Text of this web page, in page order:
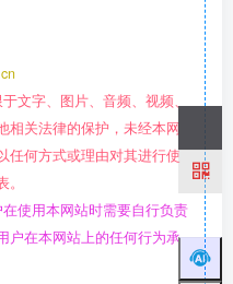
文字、图片、音频、视频、
相关法律的保护，未经本网
任何方式或理由对其进行使
使用本网站时需要自行负责
户在本网站上的任何行为承